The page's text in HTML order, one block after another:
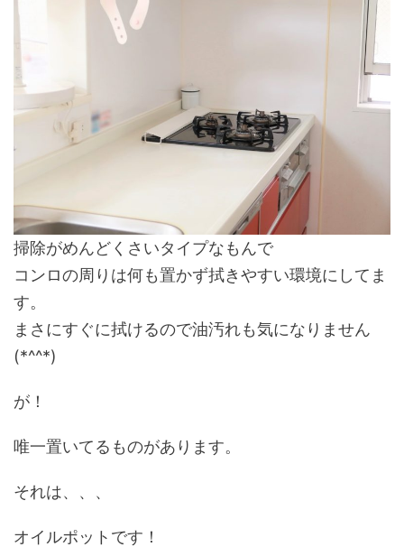
掃除がめんどくさいタイプなもんで
コンロの周りは何も置かず拭きやすい環境にしてま
す。
まさにすぐに拭けるので油汚れも気になりません
(*^^*)
が！
唯一置いてるものがあります。
それは、、、
オイルポット です！